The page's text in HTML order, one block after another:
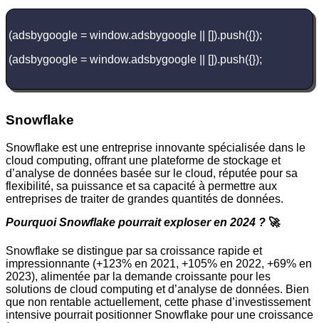
(adsbygoogle = window.adsbygoogle || []).push({});
(adsbygoogle = window.adsbygoogle || []).push({});
Snowflake
Snowflake est une entreprise innovante spécialisée dans le
cloud computing, offrant une plateforme de stockage et
d’analyse de données basée sur le cloud, réputée pour sa
flexibilité, sa puissance et sa capacité à permettre aux
entreprises de traiter de grandes quantités de données.
Pourquoi Snowflake pourrait exploser en 2024 ? 🚀
Snowflake se distingue par sa croissance rapide et
impressionnante (+123% en 2021, +105% en 2022, +69% en
2023), alimentée par la demande croissante pour les
solutions de cloud computing et d’analyse de données. Bien
que non rentable actuellement, cette phase d’investissement
intensive pourrait positionner Snowflake pour une croissance